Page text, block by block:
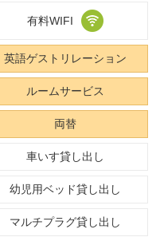
有料WIFI
英語ゲストリレーション
ルームサービス
両替
車いす貸し出し
幼児用ベッド貸し出し
マルチプラグ貸し出し